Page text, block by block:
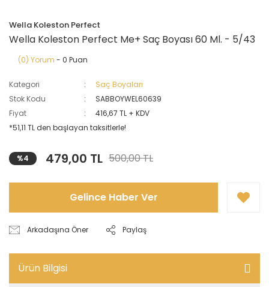
Wella Koleston Perfect
Wella Koleston Perfect Me+ Saç Boyası 60 Ml. - 5/43
(0) Yorum - 0 Puan
Kategori
Saç Boyaları
Stok Kodu
SABBOYWEL60639
Fiyat
416,67 TL + KDV
*51,11 TL den başlayan taksitlerle!
%4 479,00 TL 500,00 TL
Gelince Haber Ver
Arkadaşına Öner Paylaş
Ürün Bilgisi